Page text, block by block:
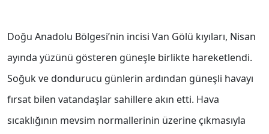
Doğu Anadolu Bölgesi’nin incisi Van Gölü kıyıları, Nisan
ayında yüzünü gösteren güneşle birlikte hareketlendi.
Soğuk ve dondurucu günlerin ardından güneşli havayı
fırsat bilen vatandaşlar sahillere akın etti. Hava
sıcaklığının mevsim normallerinin üzerine çıkmasıyla